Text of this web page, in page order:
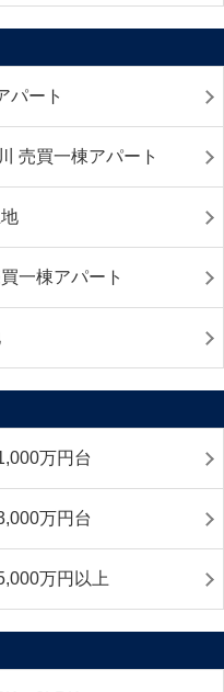
パート
売買一棟アパート
一棟アパート
万円台
万円台
万円以上